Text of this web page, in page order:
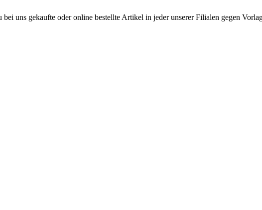
uns gekaufte oder online bestellte Artikel in jeder unserer Filialen gegen